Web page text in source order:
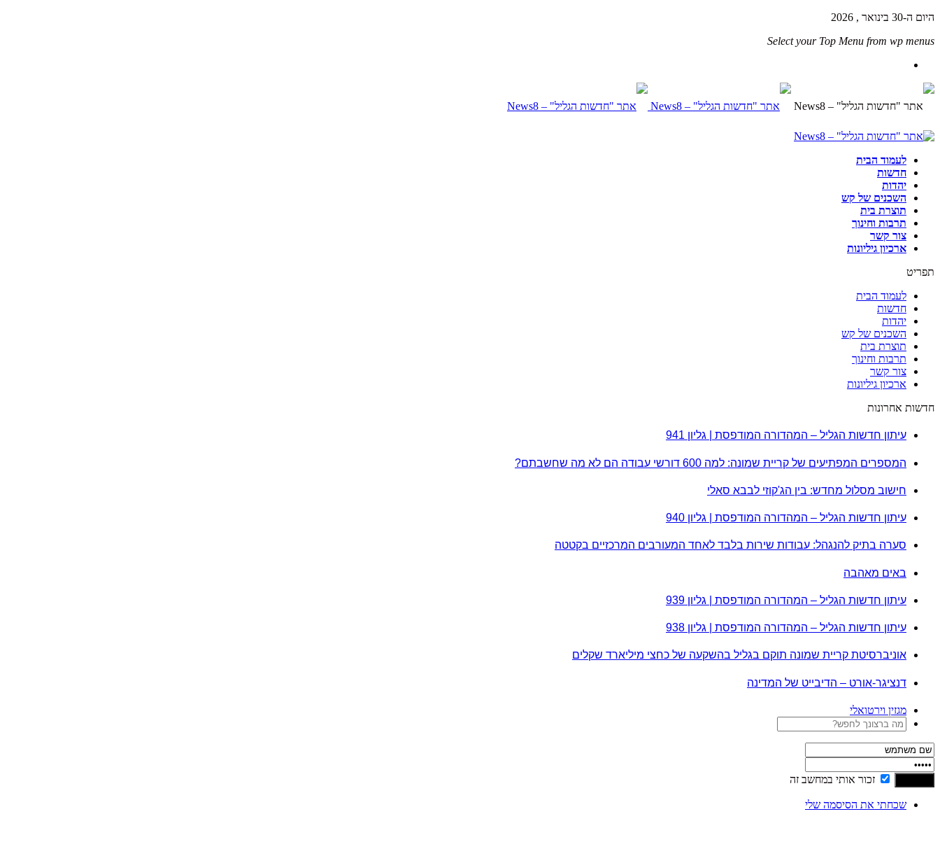
היום ה-30 בינואר , 2026
Select your Top Menu from wp menus
לעמוד הבית
חדשות
יהדות
השכנים של קש
תוצרת בית
תרבות וחינוך
צור קשר
ארכיון גיליונות
תפריט
לעמוד הבית
חדשות
יהדות
השכנים של קש
תוצרת בית
תרבות וחינוך
צור קשר
ארכיון גיליונות
חדשות אחרונות
עיתון חדשות הגליל – המהדורה המודפסת | גליון 941
המספרים המפתיעים של קריית שמונה: למה 600 דורשי עבודה הם לא מה שחשבתם?
חישוב מסלול מחדש: בין הג'קוזי לבבא סאלי
עיתון חדשות הגליל – המהדורה המודפסת | גליון 940
סערה בתיק להנגהל: עבודות שירות בלבד לאחד המעורבים המרכזיים בקטטה
באים מאהבה
עיתון חדשות הגליל – המהדורה המודפסת | גליון 939
עיתון חדשות הגליל – המהדורה המודפסת | גליון 938
אוניברסיטת קריית שמונה תוקם בגליל בהשקעה של כחצי מיליארד שקלים
דנציגר-אורט – הדיבייט של המדינה
מגזין וירטואלי
זכור אותי במחשב זה
שכחתי את הסיסמה שלי